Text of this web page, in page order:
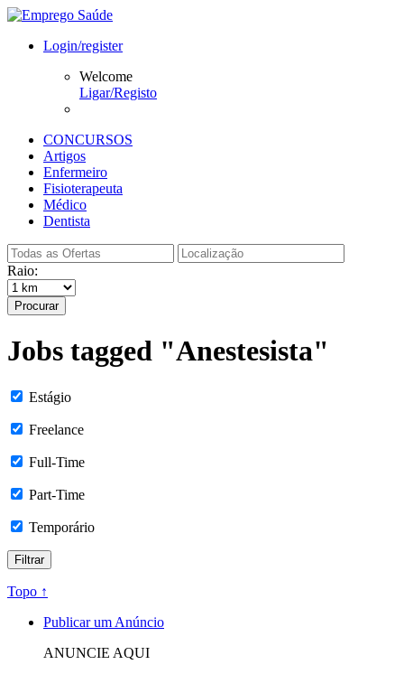
Login/register
Welcome
Ligar/Registo
CONCURSOS
Artigos
Enfermeiro
Fisioterapeuta
Médico
Dentista
Raio:
Procurar
Jobs tagged "Anestesista"
Estágio
Freelance
Full-Time
Part-Time
Temporário
Topo ↑
Publicar um Anúncio
ANUNCIE AQUI